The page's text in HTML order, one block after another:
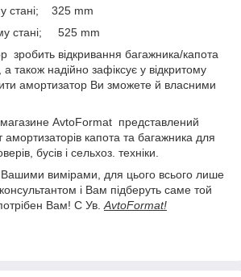
стані; 325 mm
стані; 525 mm
зробить відкривання багажника/капота
також надійно зафіксує у відкритому
амортизатор Ви зможете й власними
AvtoFormat представлений
капота та багажника для
бусів і сельхоз. техніки.
Вашими вимірами, для цього всього лише
і Вам підберуть саме той
Вам! С Ув. AvtoFormat!